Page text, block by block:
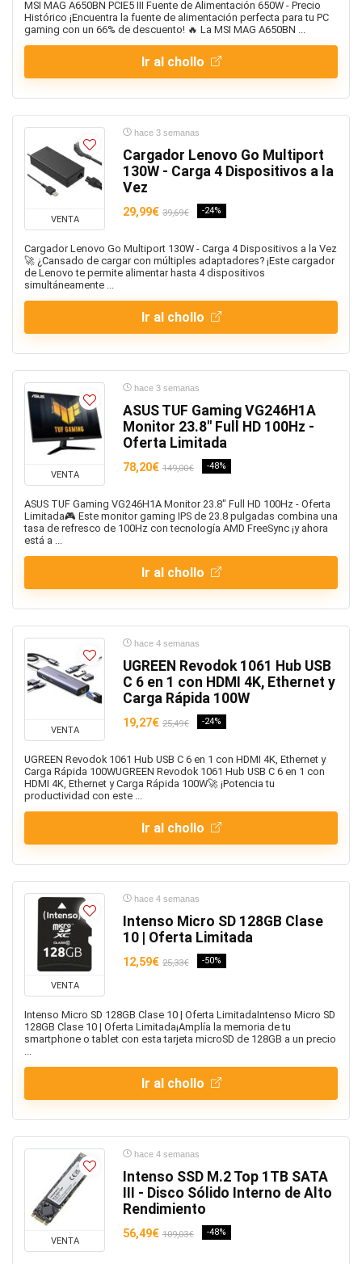
MSI MAG A650BN PCIE5 III Fuente de Alimentación 650W - Precio
Histórico ¡Encuentra la fuente de alimentación perfecta para tu PC
gaming con un 66% de descuento! 🔥 La MSI MAG A650BN ...
Ir al chollo
VENTA
hace 3 semanas
Cargador Lenovo Go Multiport
130W - Carga 4 Dispositivos a la
Vez
29,99€ 39,69€ -24%
Cargador Lenovo Go Multiport 130W - Carga 4 Dispositivos a la Vez
🚀 ¿Cansado de cargar con múltiples adaptadores? ¡Este cargador
de Lenovo te permite alimentar hasta 4 dispositivos
simultáneamente ...
Ir al chollo
VENTA
hace 3 semanas
ASUS TUF Gaming VG246H1A
Monitor 23.8" Full HD 100Hz -
Oferta Limitada
78,20€ 149,00€ -48%
ASUS TUF Gaming VG246H1A Monitor 23.8" Full HD 100Hz - Oferta
Limitada🎮 Este monitor gaming IPS de 23.8 pulgadas combina una
tasa de refresco de 100Hz con tecnología AMD FreeSync ¡y ahora
está a ...
Ir al chollo
VENTA
hace 4 semanas
UGREEN Revodok 1061 Hub USB
C 6 en 1 con HDMI 4K, Ethernet y
Carga Rápida 100W
19,27€ 25,49€ -24%
UGREEN Revodok 1061 Hub USB C 6 en 1 con HDMI 4K, Ethernet y
Carga Rápida 100WUGREEN Revodok 1061 Hub USB C 6 en 1 con
HDMI 4K, Ethernet y Carga Rápida 100W🚀 ¡Potencia tu
productividad con este ...
Ir al chollo
VENTA
hace 4 semanas
Intenso Micro SD 128GB Clase
10 | Oferta Limitada
12,59€ 25,33€ -50%
Intenso Micro SD 128GB Clase 10 | Oferta LimitadaIntenso Micro SD
128GB Clase 10 | Oferta Limitada¡Amplía la memoria de tu
smartphone o tablet con esta tarjeta microSD de 128GB a un precio
...
Ir al chollo
VENTA
hace 4 semanas
Intenso SSD M.2 Top 1TB SATA
III - Disco Sólido Interno de Alto
Rendimiento
56,49€ 109,03€ -48%